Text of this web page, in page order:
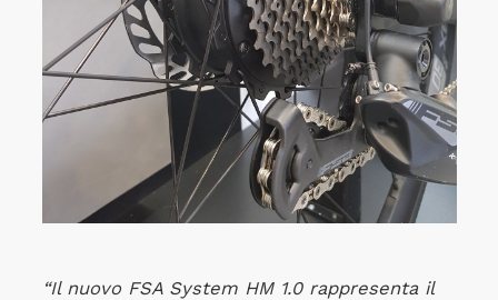
“Il nuovo FSA System HM 1.0 rappresenta il